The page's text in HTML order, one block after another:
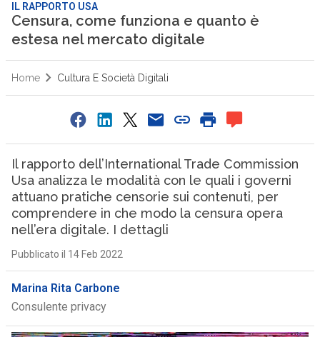
IL RAPPORTO USA
Censura, come funziona e quanto è
estesa nel mercato digitale
Home Cultura E Società Digitali
Il rapporto dell’International Trade Commission
Usa analizza le modalità con le quali i governi
attuano pratiche censorie sui contenuti, per
comprendere in che modo la censura opera
nell’era digitale. I dettagli
Pubblicato il 14 Feb 2022
Marina Rita Carbone
Consulente privacy